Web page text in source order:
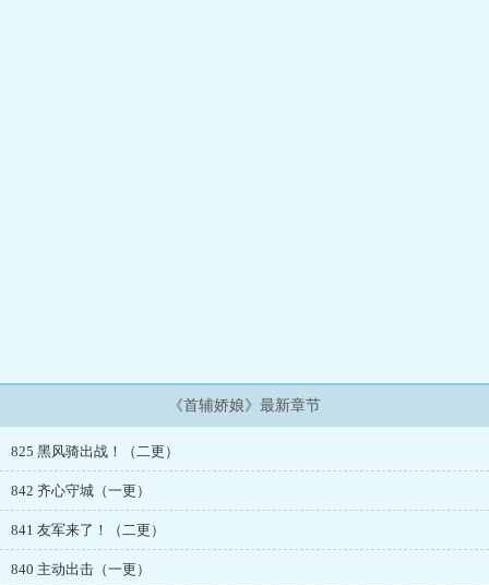
《首辅娇娘》最新章节
825 黑风骑出战！（二更）
842 齐心守城（一更）
841 友军来了！（二更）
840 主动出击（一更）